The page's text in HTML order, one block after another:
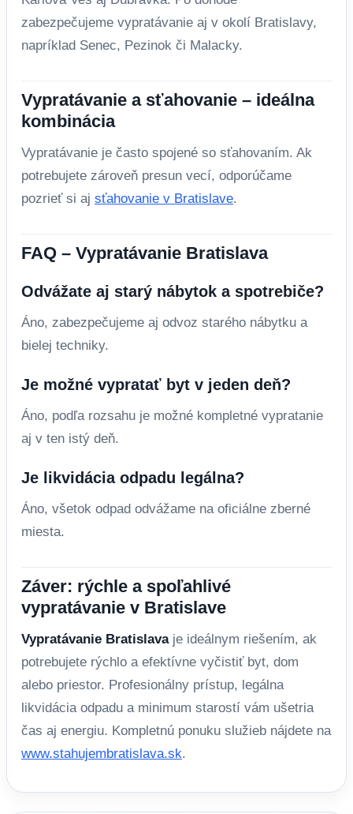
zabezpečujeme vypratávanie aj v okolí Bratislavy,
napríklad Senec, Pezinok či Malacky.
Vypratávanie a sťahovanie – ideálna
kombinácia
Vypratávanie je často spojené so sťahovaním. Ak
potrebujete zároveň presun vecí, odporúčame
pozrieť si aj sťahovanie v Bratislave.
FAQ – Vypratávanie Bratislava
Odvážate aj starý nábytok a spotrebiče?
Áno, zabezpečujeme aj odvoz starého nábytku a
bielej techniky.
Je možné vypratať byt v jeden deň?
Áno, podľa rozsahu je možné kompletné vypratanie
aj v ten istý deň.
Je likvidácia odpadu legálna?
Áno, všetok odpad odvážame na oficiálne zberné
miesta.
Záver: rýchle a spoľahlivé
vypratávanie v Bratislave
Vypratávanie Bratislavaje ideálnym riešením, ak
potrebujete rýchlo a efektívne vyčistiť byt, dom
alebo priestor. Profesionálny prístup, legálna
likvidácia odpadu a minimum starostí vám ušetria
čas aj energiu. Kompletnú ponuku služieb nájdete na
www.stahujembratislava.sk.